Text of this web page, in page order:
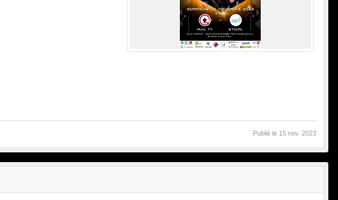
Publié le 15 nov. 2023